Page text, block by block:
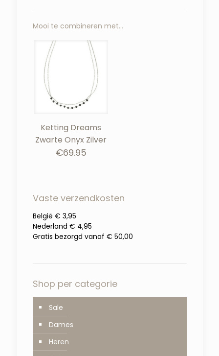
Mooi te combineren met…
Ketting Dreams
Zwarte Onyx Zilver
€69.95
Vaste verzendkosten
België € 3,95
Nederland € 4,95
Gratis bezorgd vanaf € 50,00
Shop per categorie
Sale
Dames
Heren